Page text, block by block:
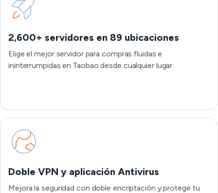
2,600+ servidores en 89 ubicaciones
Elige el mejor servidor para compras fluidas e
ininterrumpidas en Taobao desde cualquier lugar.
Doble VPN y aplicación Antivirus
Mejora la seguridad con doble encriptación y protege tu